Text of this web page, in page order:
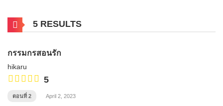
5 RESULTS
กรรมกรสอนรัก
hikaru
5
ตอนที่ 2 April 2, 2023